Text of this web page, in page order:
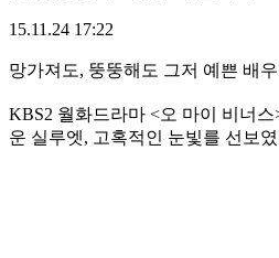
15.11.24 17:22
망가져도, 뚱뚱해도 그저 예쁜 배
KBS2 월화드라마 <오 마이 비너
운 실루엣, 고혹적인 눈빛를 선보